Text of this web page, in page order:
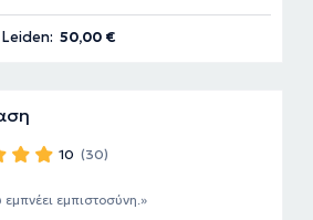
50,00 €
10 (30)
εμπιστοσύνη.